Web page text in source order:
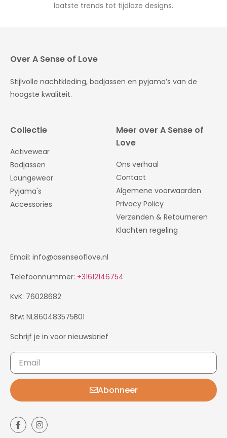
laatste trends tot tijdloze designs.
Over A Sense of Love
Stijlvolle nachtkleding, badjassen en pyjama’s van de
hoogste kwaliteit.
Collectie
Activewear
Badjassen
Loungewear
Pyjama's
Accessories
Meer over A Sense of
Love
Ons verhaal
Contact
Algemene voorwaarden
Privacy Policy
Verzenden & Retourneren
Klachten regeling
Email: info@asenseoflove.nl
Telefoonnummer: +31612146754
KvK: 76028682
Btw: NL860483575B01
Schrijf je in voor nieuwsbrief
Abonneer